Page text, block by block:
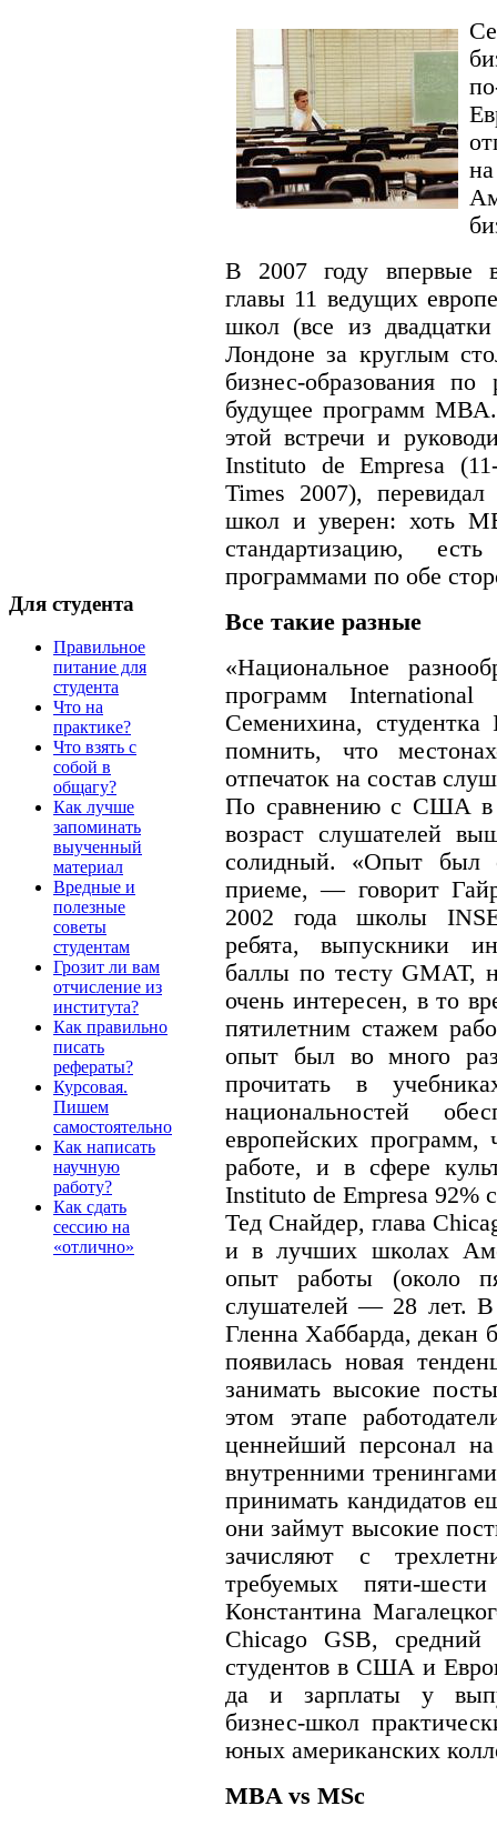
В 2007 году впервые в
главы 11 ведущих
школ (все из
Лондоне за круглым
бизнес-образования
будущее программ МВА.
этой встречи и
Instituto de Empresa
Times 2007),
школ и уверен: хоть
стандартизацию,
программами по обе
Все такие разные
«Национальное
программ
Семенихина,
помнить, что
отпечаток на состав
По сравнению с США в
возраст слушателей
солидный. «Опыт был
приеме, — говорит
2002 года школы
ребята, выпускники
баллы по тесту GMAT,
очень интересен, в то
пятилетним стажем
опыт был во много
прочитать в
национальностей
европейских
работе, и в сфере
Instituto de Empresa 92%
Тед Снайдер, глава
и в лучших школах
опыт работы (около
слушателей — 28 лет.
Гленна Хаббарда,
появилась новая
занимать высокие
этом этапе
ценнейший персонал
внутренними
принимать кандидатов
они займут высокие
зачисляют с
требуемых пяти-
Константина
Chicago GSB, средний
студентов в США и
да и зарплаты у
бизнес-школ
юных американских
MBA vs MSc
Для студента
Правильное
питание для
студента
Что на
практике?
Что взять с
собой в
общагу?
Как лучше
запоминать
выученный
материал
Вредные и
полезные
советы
студентам
Грозит ли вам
отчисление из
института?
Как правильно
писать
рефераты?
Курсовая.
Пишем
самостоятельно
Как написать
научную
работу?
Как сдать
сессию на
«отлично»